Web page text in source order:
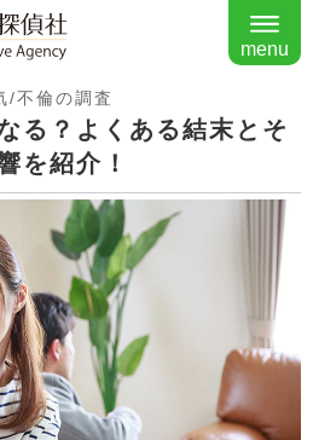
menu
/不倫の調査
る？よくある結末とそ
を紹介！